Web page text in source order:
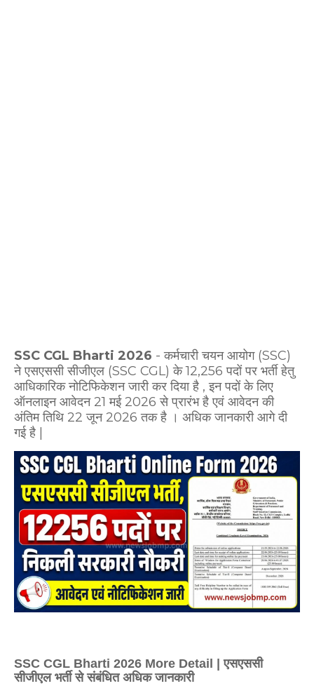
SSC CGL Bharti 2026 - कर्मचारी चयन आयोग (SSC)
ने एसएससी सीजीएल (SSC CGL) के 12,256 पदों पर भर्ती हेतु
आधिकारिक नोटिफिकेशन जारी कर दिया है , इन पदों के लिए
ऑनलाइन आवेदन 21 मई 2026 से प्रारंभ है एवं आवेदन की
अंतिम तिथि 22 जून 2026 तक है । अधिक जानकारी आगे दी
गई है |
SSC CGL Bharti 2026 More Detail | एसएससी
सीजीएल भर्ती से संबंधित अधिक जानकारी